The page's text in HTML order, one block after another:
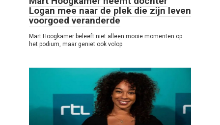
Logan mee naar de plek die zijn leven
voorgoed veranderde
Mart Hoogkamer beleeft niet alleen mooie momenten op
het podium, maar geniet ook volop